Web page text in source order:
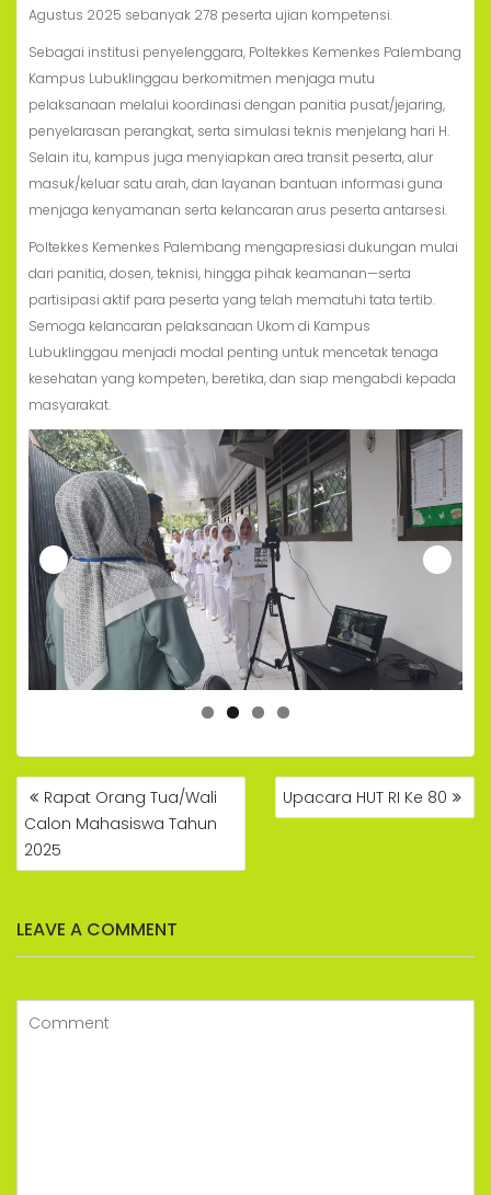
Agustus 2025 sebanyak 278 peserta ujian kompetensi.
Sebagai institusi penyelenggara, Poltekkes Kemenkes Palembang
Kampus Lubuklinggau berkomitmen menjaga mutu
pelaksanaan melalui koordinasi dengan panitia pusat/jejaring,
penyelarasan perangkat, serta simulasi teknis menjelang hari H.
Selain itu, kampus juga menyiapkan area transit peserta, alur
masuk/keluar satu arah, dan layanan bantuan informasi guna
menjaga kenyamanan serta kelancaran arus peserta antarsesi.
Poltekkes Kemenkes Palembang mengapresiasi dukungan mulai
dari panitia, dosen, teknisi, hingga pihak keamanan—serta
partisipasi aktif para peserta yang telah mematuhi tata tertib.
Semoga kelancaran pelaksanaan Ukom di Kampus
Lubuklinggau menjadi modal penting untuk mencetak tenaga
kesehatan yang kompeten, beretika, dan siap mengabdi kepada
masyarakat.
POST
NAVIGATION
Rapat Orang Tua/Wali
Calon Mahasiswa Tahun
2025
Upacara HUT RI Ke 80
LEAVE A COMMENT